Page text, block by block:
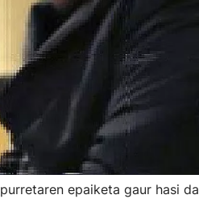
epaiketa gaur hasi da